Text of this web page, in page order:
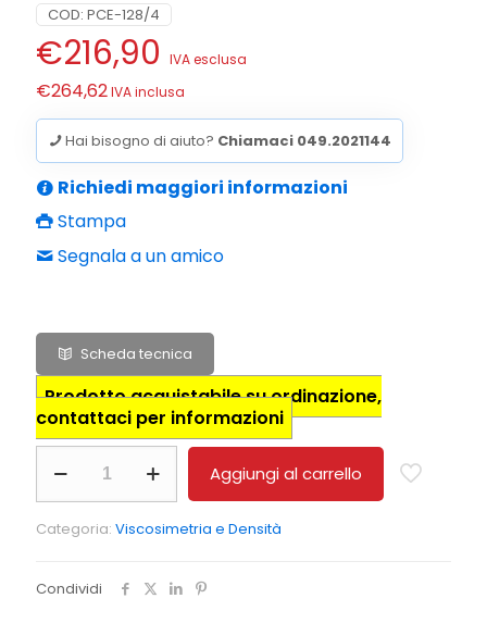
COD: PCE-128/4
€216,90 IVA esclusa
€264,62IVA inclusa
Hai bisogno di aiuto? Chiamaci 049.2021144
Richiedi maggiori informazioni
Stampa
Segnala a un amico
Scheda tecnica
Prodotto acquistabile su ordinazione,
contattaci per informazioni
viscosità
tazza
PCE-
128/4
Aggiungi al carrello
Categoria: Viscosimetria e Densità
Condividi